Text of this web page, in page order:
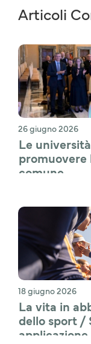
Articoli
26 giugno 2026
Le
promuovere
comune
18 giugno 2026
La vita in
dello sport /